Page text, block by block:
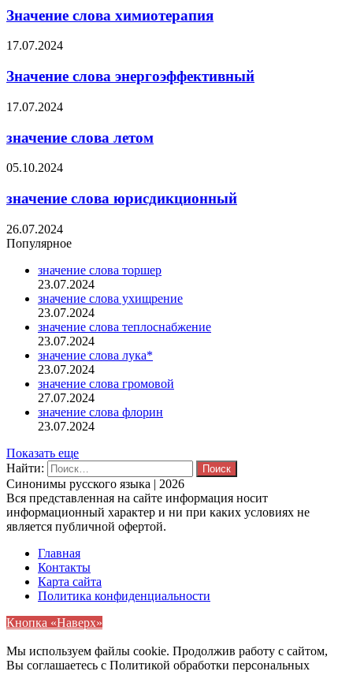
Значение слова химиотерапия
17.07.2024
Значение слова энергоэффективный
17.07.2024
значение слова летом
05.10.2024
значение слова юрисдикционный
26.07.2024
Популярное
значение слова торшер
23.07.2024
значение слова ухищрение
23.07.2024
значение слова теплоснабжение
23.07.2024
значение слова лука*
23.07.2024
значение слова громовой
27.07.2024
значение слова флорин
23.07.2024
Показать еще
Найти:
Синонимы русского языка | 2026
Вся представленная на сайте информация носит
информационный характер и ни при каких условиях не
является публичной офертой.
Главная
Контакты
Карта сайта
Политика конфиденциальности
Кнопка «Наверх»
Мы используем файлы cookie. Продолжив работу с сайтом,
Вы соглашаетесь с Политикой обработки персональных